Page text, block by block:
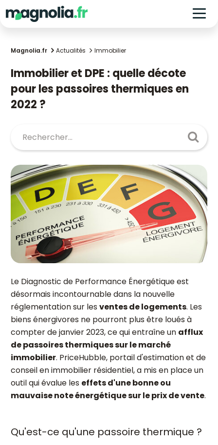
Magnolia.fr Actualités Immobilier
Immobilier et DPE : quelle décote
pour les passoires thermiques en
2022 ?
Le Diagnostic de Performance Énergétique est
désormais incontournable dans la nouvelle
réglementation sur lesventes de logements. Les
biens énergivores ne pourront plus être loués à
compter de janvier 2023, ce qui entraîne un afflux
de passoires thermiques sur le marché
immobilier. PriceHubble, portail d'estimation et de
conseil en immobilier résidentiel, a mis en place un
outil qui évalue les effets d'une bonne ou
mauvaise note énergétique sur le prix de vente.
Qu'est-ce qu'une passoire thermique ?